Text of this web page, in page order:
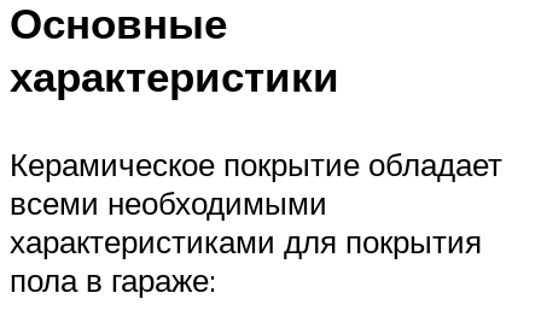
Основные
характеристики
Керамическое покрытие обладает
всеми необходимыми
характеристиками для покрытия
пола в гараже: